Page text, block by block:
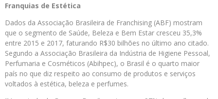
Franquias de Estética
Dados da Associação Brasileira de Franchising (ABF) mostram
que o segmento de Saúde, Beleza e Bem Estar cresceu 35,3%
entre 2015 e 2017, faturando R$30 bilhões no último ano citado.
Segundo a Associação Brasileira da Indústria de Higiene Pessoal,
Perfumaria e Cosméticos (Abihpec), o Brasil é o quarto maior
país no que diz respeito ao consumo de produtos e serviços
voltados à estética, beleza e perfumes.